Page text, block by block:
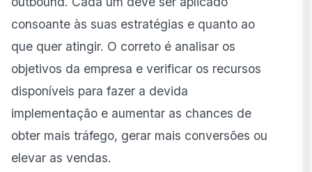
Como integrar diferentes tipos de marketing de
Casos reais de aplicação
Como acompanhar e medir o desempenho de cada
consoante às suas estratégias e quanto ao
que quer atingir. O correto é analisar os
objetivos da empresa e verificar os recursos
disponíveis para fazer a devida
implementação e aumentar as chances de
obter mais tráfego, gerar mais conversões ou
elevar as vendas.